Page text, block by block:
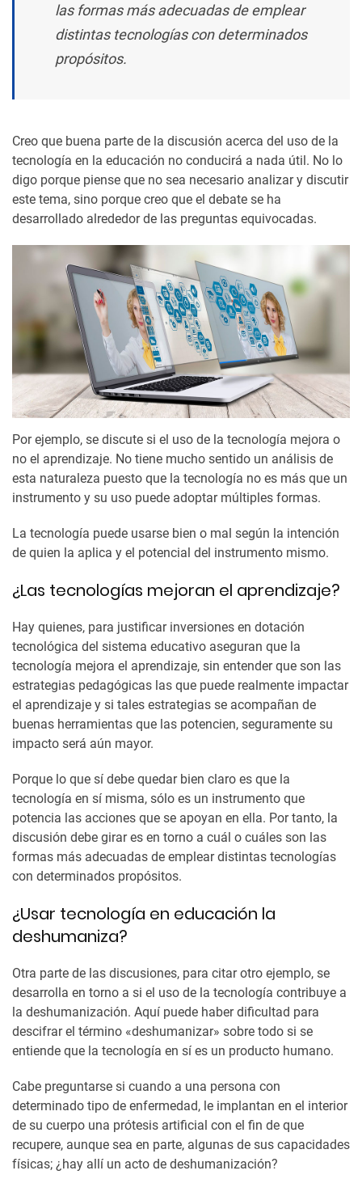
las formas más adecuadas de emplear
distintas tecnologías con determinados
propósitos.
Creo que buena parte de la discusión acerca del uso de la
tecnología en la educación no conducirá a nada útil. No lo
digo porque piense que no sea necesario analizar y discutir
este tema, sino porque creo que el debate se ha
desarrollado alrededor de las preguntas equivocadas.
Por ejemplo, se discute si el uso de la tecnología mejora o
no el aprendizaje. No tiene mucho sentido un análisis de
esta naturaleza puesto que la tecnología no es más que un
instrumento y su uso puede adoptar múltiples formas.
La tecnología puede usarse bien o mal según la intención
de quien la aplica y el potencial del instrumento mismo.
¿Las tecnologías mejoran el aprendizaje?
Hay quienes, para justificar inversiones en dotación
tecnológica del sistema educativo aseguran que la
tecnología mejora el aprendizaje, sin entender que son las
estrategias pedagógicas las que puede realmente impactar
el aprendizaje y si tales estrategias se acompañan de
buenas herramientas que las potencien, seguramente su
impacto será aún mayor.
Porque lo que sí debe quedar bien claro es que la
tecnología en sí misma, sólo es un instrumento que
potencia las acciones que se apoyan en ella. Por tanto, la
discusión debe girar es en torno a cuál o cuáles son las
formas más adecuadas de emplear distintas tecnologías
con determinados propósitos.
¿Usar tecnología en educación la
deshumaniza?
Otra parte de las discusiones, para citar otro ejemplo, se
desarrolla en torno a si el uso de la tecnología contribuye a
la deshumanización. Aquí puede haber dificultad para
descifrar el término «deshumanizar» sobre todo si se
entiende que la tecnología en sí es un producto humano.
Cabe preguntarse si cuando a una persona con
determinado tipo de enfermedad, le implantan en el interior
de su cuerpo una prótesis artificial con el fin de que
recupere, aunque sea en parte, algunas de sus capacidades
físicas; ¿hay allí un acto de deshumanización?